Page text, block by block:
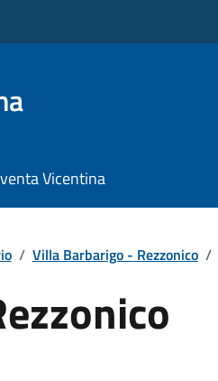
Vicentina
/ Villa Barbarigo - Rezzonico /